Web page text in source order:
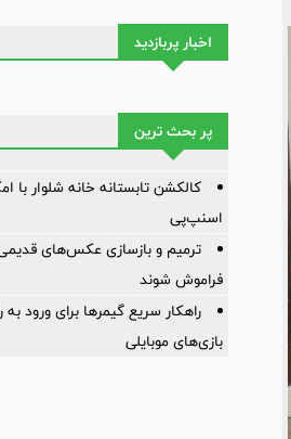
اخبار پربازدید
پر بحث ترین
کالکشن تابستانه خانه شلوار با
اسنپ‌پی
ترمیم و بازسازی عکس‌های
فراموش شوند
راهکار سریع گیمرها برای ورود
بازی‌های موبایلی